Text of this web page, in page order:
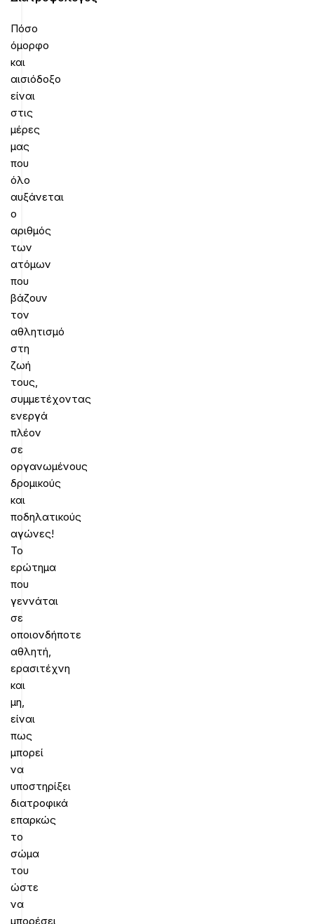
Πόσο
όμορφο
και
αισιόδοξο
είναι
στις
μέρες
μας
που
όλο
αυξάνεται
ο
αριθμός
των
ατόμων
που
βάζουν
τον
αθλητισμό
στη
ζωή
τους,
συμμετέχοντας
ενεργά
πλέον
σε
οργανωμένους
δρομικούς
και
ποδηλατικούς
αγώνες!
Το
ερώτημα
που
γεννάται
σε
οποιονδήποτε
αθλητή,
ερασιτέχνη
και
μη,
είναι
πως
μπορεί
να
υποστηρίξει
διατροφικά
επαρκώς
το
σώμα
του
ώστε
να
μπορέσει